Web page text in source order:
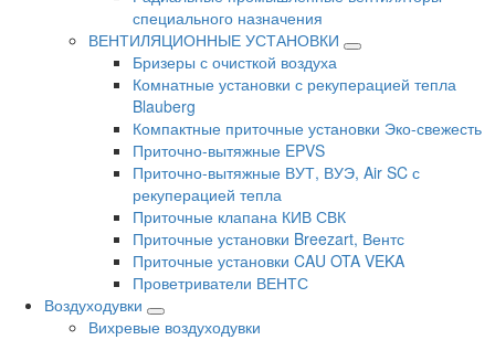
специального назначения
ВЕНТИЛЯЦИОННЫЕ УСТАНОВКИ
Бризеры с очисткой воздуха
Комнатные установки с рекуперацией тепла
Blauberg
Компактные приточные установки Эко-свежесть
Приточно-вытяжные EPVS
Приточно-вытяжные ВУТ, ВУЭ, Air SC с
рекуперацией тепла
Приточные клапана КИВ СВК
Приточные установки Breezart, Вентс
Приточные установки CAU OTA VEKA
Проветриватели ВЕНТС
Воздуходувки
Вихревые воздуходувки